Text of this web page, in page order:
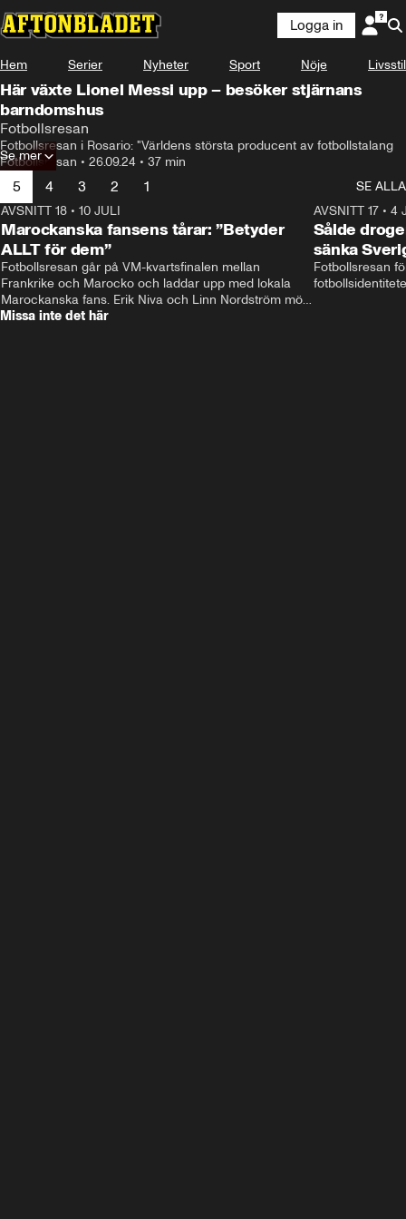
Logga in
Hem Serier Nyheter Sport Nöje Livsstil
Här växte Lionel Messi upp – besöker stjärnans
barndomshus
Fotbollsresan
Fotbollsresan i Rosario: "Världens största producent av fotbollstalang
Fotbollsresan • 26.09.24 • 37 min
Se mer
5 4 3 2 1
SE ALLA
AVSNITT 18 • 10 JULI
Marockanska fansens tårar: ”Betyder
ALLT för dem”
Fotbollsresan går på VM-kvartsfinalen mellan
Frankrike och Marocko och laddar upp med lokala
Marockanska fans. Erik Niva och Linn Nordström möts
av stimmig frukost, tutande kycklingar och taxibil från
AVSNITT 17• 4
Sålde
sänka
Fotbollsresan
Missa inte det här